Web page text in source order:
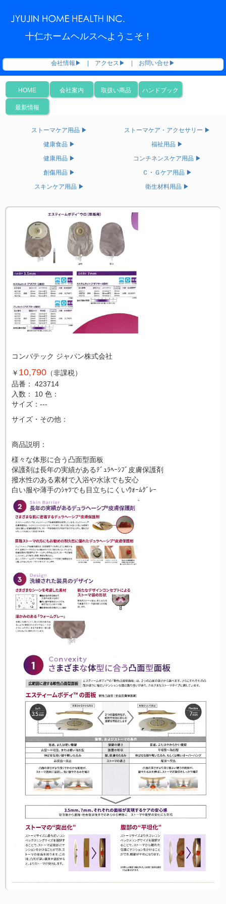
十仁ホームヘルスへようこそ！
会社情報▶ アクセス▶ お問い合せ▶
HOME 会社案内 取扱い商品 ハンドブック
最新情報
ストーマケア用品 ▶
ストーマケア・アクセサリー ▶
健康食品 ▶
福祉用品 ▶
健康用品 ▶
コンチネンスケア用品 ▶
創傷用品 ▶
Ｃ・Ｇケア用品 ▶
スキンケア用品 ▶
衛生材料用品 ▶
コンバテック ジャパン株式会社
￥ 10,790 （非課税）
品番： 423714
入数： 10 色：
サイズ：---
サイズ・その他：
商品説明：
様々な体形に合う凸面型面板
保護剤は長年の実績があるﾃﾞｭﾗﾍｰｼﾌﾞ皮膚保護剤
撥水性のある素材で入浴や水泳でも安心
白い服や薄手のｼｬﾂでも目立ちにくいｳｫｰﾑｸﾞﾚｰ